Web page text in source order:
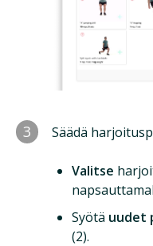
3 Säädä
Valitse
Syötä uudet
(2).